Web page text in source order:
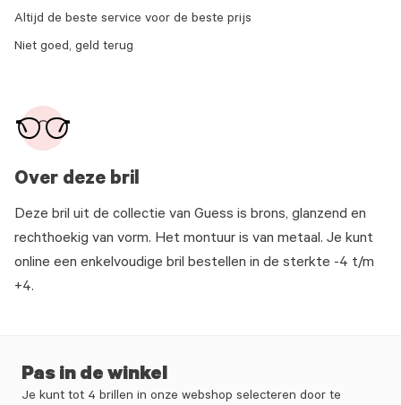
Over deze bril
Deze bril uit de collectie van Guess is brons, glanzend en
rechthoekig van vorm. Het montuur is van metaal. Je kunt
online een enkelvoudige bril bestellen in de sterkte -4 t/m
+4.
Altijd de beste service voor de beste prijs
Niet goed, geld terug
Pas in de winkel
Je kunt tot 4 brillen in onze webshop selecteren door te